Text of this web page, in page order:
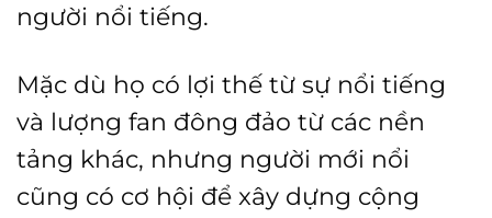
người nổi tiếng.
Mặc dù họ có lợi thế từ sự nổi tiếng
và lượng fan đông đảo từ các nền
tảng khác, nhưng người mới nổi
cũng có cơ hội để xây dựng cộng